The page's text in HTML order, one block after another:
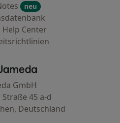
neu
Help Center
Jameda - Startseite
GmbH
45 a-d
Deutschland